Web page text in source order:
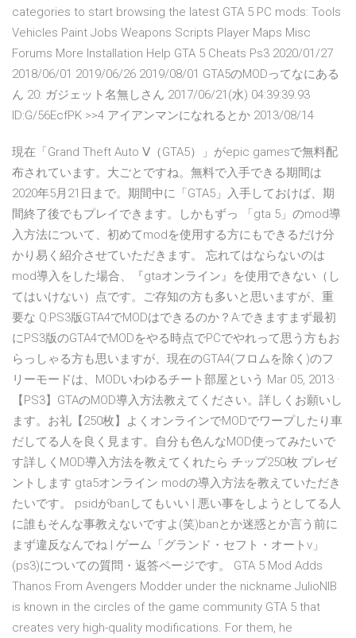
categories to start browsing the latest GTA 5 PC mods: Tools
Vehicles Paint Jobs Weapons Scripts Player Maps Misc
Forums More Installation Help GTA 5 Cheats Ps3 2020/01/27
2018/06/01 2019/06/26 2019/08/01 GTA5のMODってなにある
ん 20: ガジェット名無しさん 2017/06/21(水) 04:39:39.93
ID:G/56EcfPK >>4 アイアンマンになれるとか 2013/08/14
現在「Grand Theft Auto Ⅴ（GTA5）」がepic gamesで無料配
布されています。大ごとですね。無料で入手できる期間は
2020年5月21日まで。期間中に「GTA5」入手しておけば、期
間終了後でもプレイできます。しかもずっ 「gta 5」のmod導
入方法について、初めてmodを使用する方にもできるだけ分
かり易く紹介させていただきます。 忘れてはならないのは
mod導入をした場合、『gtaオンライン』を使用できない（し
てはいけない）点です。ご存知の方も多いと思いますが、重
要な Q:PS3版GTA4でMODはできるのか？A:できますまず最初
にPS3版のGTA4でMODをやる時点でPCでやれって思う方もお
らっしゃる方も思いますが、現在のGTA4(フロムを除く)のフ
リーモードは、MODいわゆるチート部屋という Mar 05, 2013 ·
【PS3】GTAのMOD導入方法教えてください。詳しくお願いし
ます。お礼【250枚】よくオンラインでMODでワープしたり車
だしてる人を良く見ます。自分も色んなMOD使ってみたいで
す詳しくMOD導入方法を教えてくれたら チップ250枚 プレゼ
ントします gta5オンライン modの導入方法を教えていただき
たいです。 psidがbanしてもいい | 悪い事をしようとしてる人
に誰もそんな事教えないですよ(笑)banとか迷惑とか言う前に
まず違反なんでね | ゲーム「グランド・セフト・オートv」
(ps3)についての質問・返答ページです。 GTA 5 Mod Adds
Thanos From Avengers Modder under the nickname JulioNIB
is known in the circles of the game community GTA 5 that
creates very high-quality modifications. For them, he